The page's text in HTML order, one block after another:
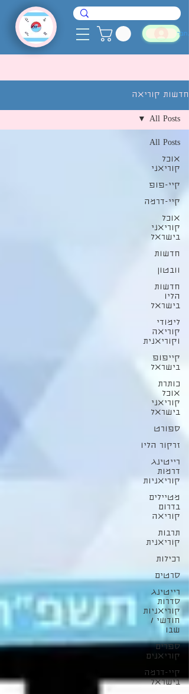
חדשות קוריאה
All Posts
אוכל
קוריאני
קיי-פופ
קיי-דרמה
אוכל
קוריאני
בישראל
חדשות
וובטון
חדשות
הליו
בישראל
לימודי
קוריאה
וקוריאנית
קייפופ
בישראל
כותרת
אוכל
קוריאני
בישראל
ספורט
זרקור הליו
רייטינג
דרמות
קוריאניות
מטיילים
בדרום
קוריאה
תרבות
קוריאנית
רכילות
סרטים
רייטינג
סדרות
קוריאניות
חודשי /
שבו
ספרים
קוריאנים
קיי-דרמה
בישראל
All Posts